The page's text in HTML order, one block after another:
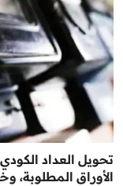
الأوراق المطلوبة،